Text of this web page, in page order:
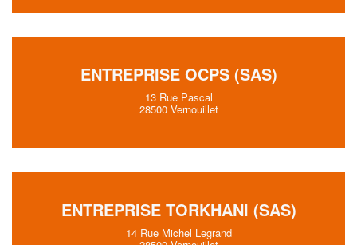
ENTREPRISE OCPS (SAS)
13 Rue Pascal
28500 Vernouillet
ENTREPRISE TORKHANI (SAS)
14 Rue Michel Legrand